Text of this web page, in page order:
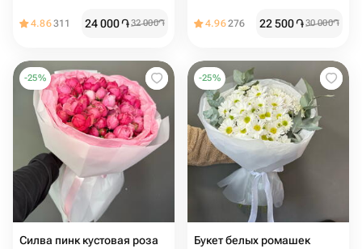
4.86311 24 000֏32 000֏ 4.96276 22 500֏30 000֏
-25%
Силва пинк кустовая роза
-25%
Букет белых ромашек